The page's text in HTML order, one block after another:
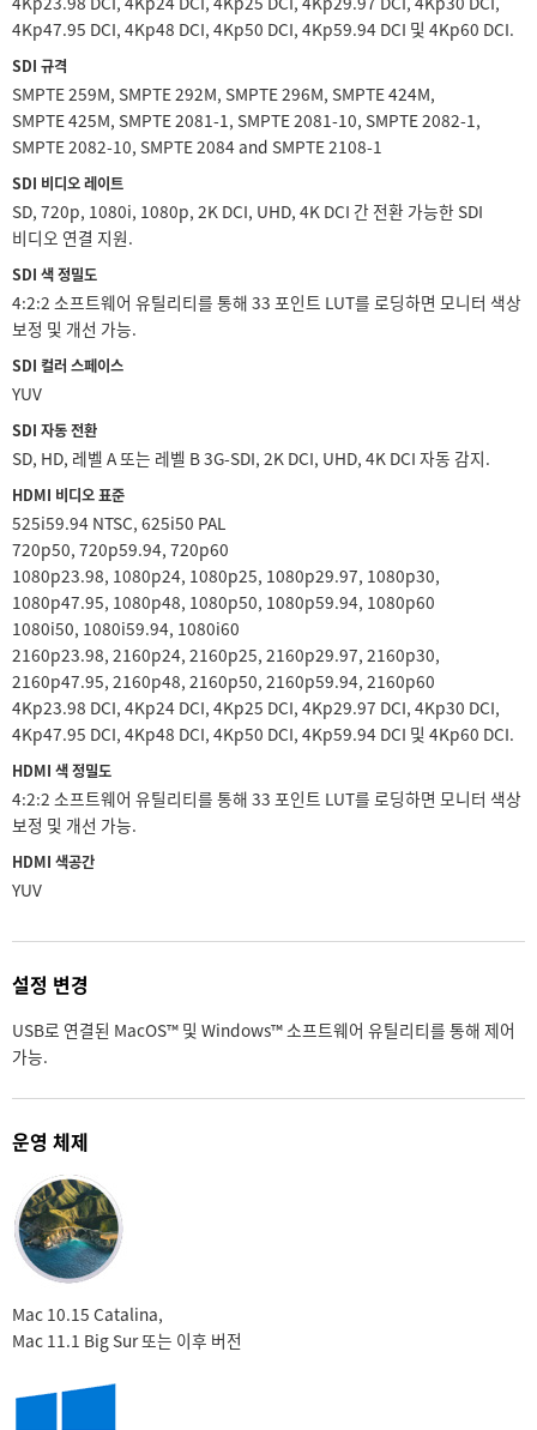
4Kp47.95 DCI, 4Kp48 DCI, 4Kp50 DCI, 4Kp59.94 DCI 및 4Kp60 DCI.
SDI 규격
SMPTE 259M, SMPTE 292M, SMPTE 296M, SMPTE 424M,
SMPTE 425M, SMPTE 2081-1, SMPTE 2081-10, SMPTE 2082-1,
SMPTE 2082-10, SMPTE 2084 and SMPTE 2108-1
SDI 비디오 레이트
SD, 720p, 1080i, 1080p, 2K DCI, UHD, 4K DCI 간 전환 가능한 SDI
비디오 연결 지원.
SDI 색 정밀도
4:2:2 소프트웨어 유틸리티를 통해 33 포인트 LUT를 로딩하면 모니터 색상
보정 및 개선 가능.
SDI 컬러 스페이스
YUV
SDI 자동 전환
SD, HD, 레벨 A 또는 레벨 B 3G-SDI, 2K DCI, UHD, 4K DCI 자동 감지.
HDMI 비디오 표준
525i59.94 NTSC, 625i50 PAL
720p50, 720p59.94, 720p60
1080p23.98, 1080p24, 1080p25, 1080p29.97, 1080p30,
1080p47.95, 1080p48, 1080p50, 1080p59.94, 1080p60
1080i50, 1080i59.94, 1080i60
2160p23.98, 2160p24, 2160p25, 2160p29.97, 2160p30,
2160p47.95, 2160p48, 2160p50, 2160p59.94, 2160p60
4Kp23.98 DCI, 4Kp24 DCI, 4Kp25 DCI, 4Kp29.97 DCI, 4Kp30 DCI,
4Kp47.95 DCI, 4Kp48 DCI, 4Kp50 DCI, 4Kp59.94 DCI 및 4Kp60 DCI.
HDMI 색 정밀도
4:2:2 소프트웨어 유틸리티를 통해 33 포인트 LUT를 로딩하면 모니터 색상
보정 및 개선 가능.
HDMI 색공간
YUV
설정 변경
USB로 연결된 MacOS™ 및 Windows™ 소프트웨어 유틸리티를 통해 제어
가능.
운영 체제
Mac 10.15 Catalina,
Mac 11.1 Big Sur 또는 이후 버전